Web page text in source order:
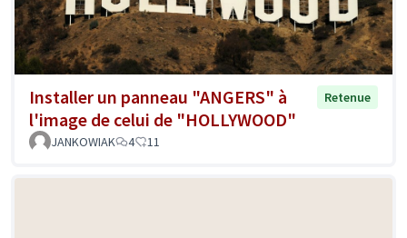
Installer un panneau "ANGERS" à
l'image de celui de "HOLLYWOOD"
Retenue
JANKOWIAK 4 11